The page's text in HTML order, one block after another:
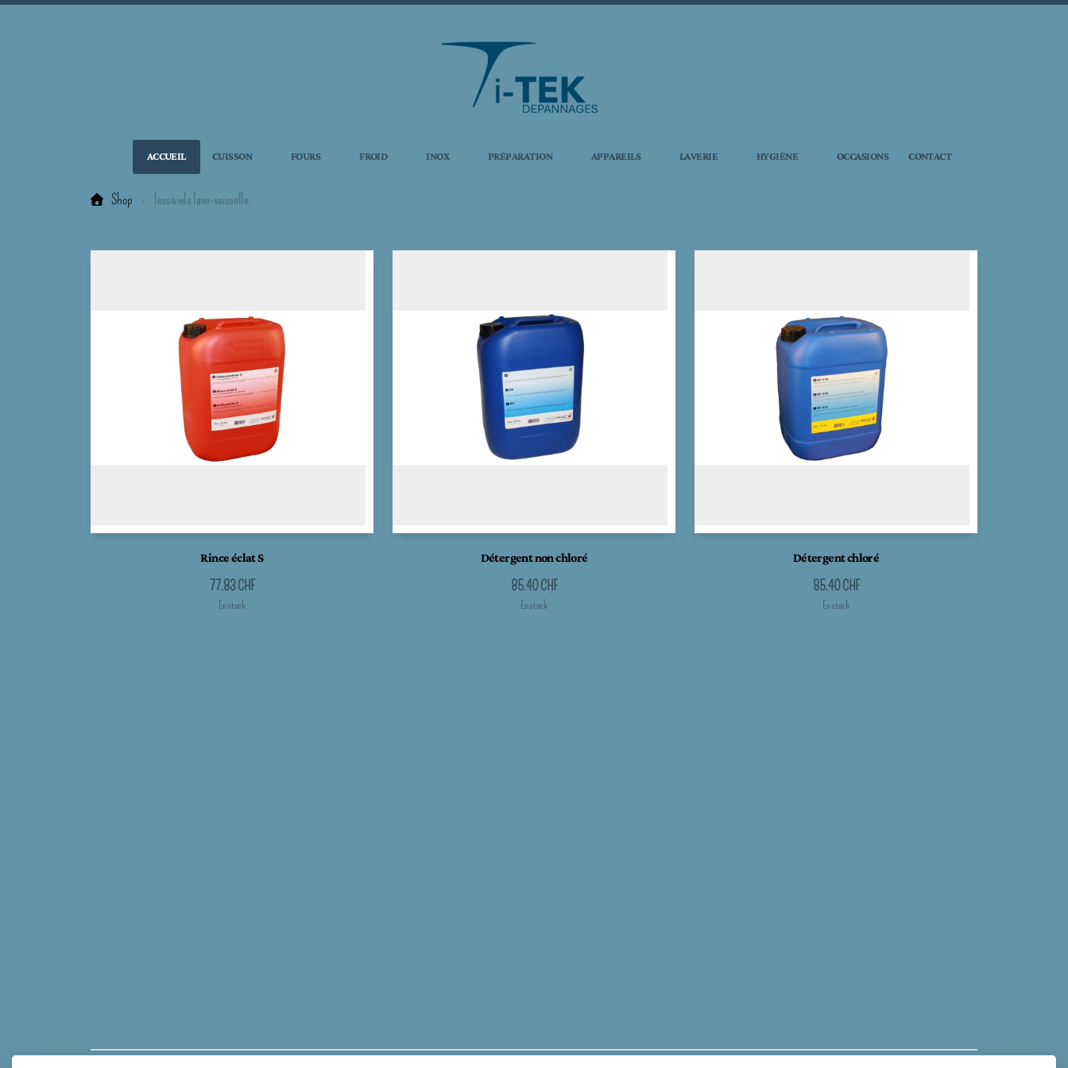
ACCUEIL CUISSON FOURS FROID INOX PRÉPARATION APPAREILS LAVERIE HYGIÈNE OCCASIONS CONTACT
Shop lessiviels lave-vaisselle
Rince éclat S
77.83CHF
En stock
Détergent non chloré
85.40CHF
En stock
Détergent chloré
85.40CHF
En stock